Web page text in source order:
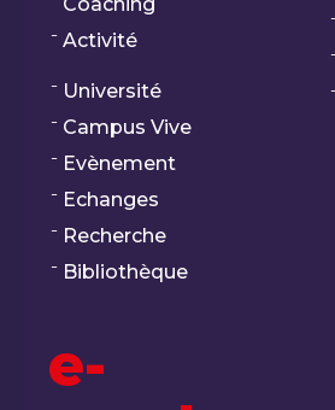
Activité
Université
Campus Vive
Evènement
Echanges
Recherche
Bibliothèque
e-